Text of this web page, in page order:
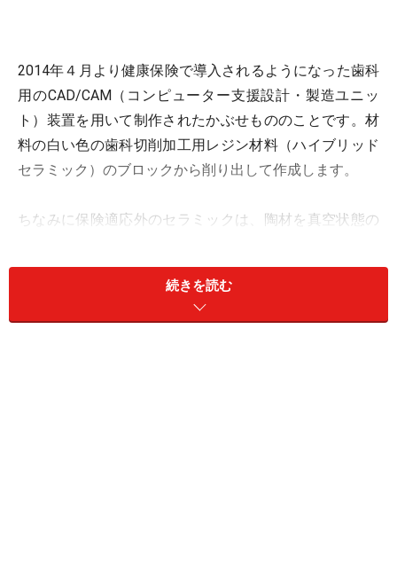
2014年４月より健康保険で導入されるようになった歯科
用のCAD/CAM（コンピューター支援設計・製造ユニッ
ト）装置を用いて制作されたかぶせもののことです。材
料の白い色の歯科切削加工用レジン材料（ハイブリッド
セラミック）のブロックから削り出して作成します。
ちなみに保険適応外のセラミックは、陶材を真空状態の
性は抜群。普通の銀色金属のかぶせものは、手作業で歯
の形のワックス原型を作り、これを石膏の筒の中に沈め
て高温の炉の中で焼いて空洞を作り、その中に金属を流
続きを読む